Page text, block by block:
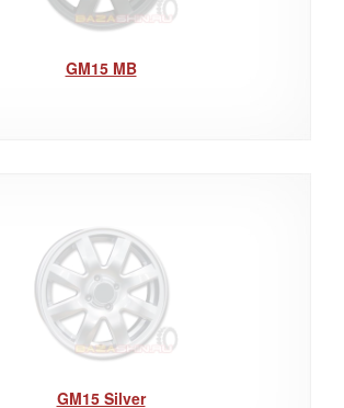
GM15 MB
GM15 Silver